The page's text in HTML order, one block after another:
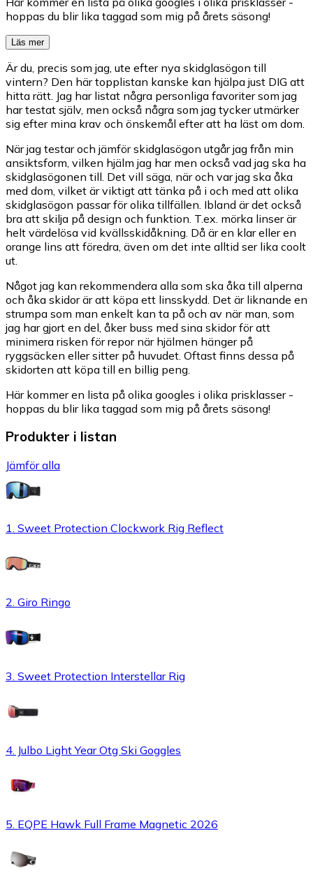
hoppas du blir lika taggad som mig på årets säsong!
Läs mer
Är du, precis som jag, ute efter nya skidglasögon till
vintern? Den här topplistan kanske kan hjälpa just DIG att
hitta rätt. Jag har listat några personliga favoriter som jag
har testat själv, men också några som jag tycker utmärker
sig efter mina krav och önskemål efter att ha läst om dom.
När jag testar och jämför skidglasögon utgår jag från min
ansiktsform, vilken hjälm jag har men också vad jag ska ha
skidglasögonen till. Det vill säga, när och var jag ska åka
med dom, vilket är viktigt att tänka på i och med att olika
skidglasögon passar för olika tillfällen. Ibland är det också
bra att skilja på design och funktion. T.ex. mörka linser är
helt värdelösa vid kvällsskidåkning. Då är en klar eller en
orange lins att föredra, även om det inte alltid ser lika coolt
ut.
Något jag kan rekommendera alla som ska åka till alperna
och åka skidor är att köpa ett linsskydd. Det är liknande en
strumpa som man enkelt kan ta på och av när man, som
jag har gjort en del, åker buss med sina skidor för att
minimera risken för repor när hjälmen hänger på
ryggsäcken eller sitter på huvudet. Oftast finns dessa på
skidorten att köpa till en billig peng.
Här kommer en lista på olika googles i olika prisklasser -
hoppas du blir lika taggad som mig på årets säsong!
Produkter i listan
Jämför alla
1. Sweet Protection Clockwork Rig Reflect
2. Giro Ringo
3. Sweet Protection Interstellar Rig
4. Julbo Light Year Otg Ski Goggles
5. EQPE Hawk Full Frame Magnetic 2026